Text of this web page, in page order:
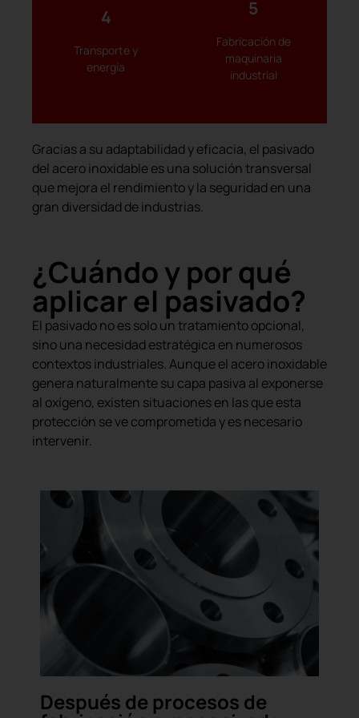
4
Transporte y
energía
ferroviario, naval,
aeronáutico y energético,
el pasivado protege
vibraciones, salinidad, 5
Fabricación de
maquinaria
industrial
En entornos con presencia
de aceites, virutas o
residuos metálicos, como la
mecanización, el pasivado
Gracias a su adaptabilidad y eficacia, el pasivado
del acero inoxidable es una solución transversal
que mejora el rendimiento y la seguridad en una
gran diversidad de industrias.
¿Cuándo y por qué
aplicar el pasivado?
El pasivado no es solo un tratamiento opcional,
sino una necesidad estratégica en numerosos
contextos industriales. Aunque el acero inoxidable
genera naturalmente su capa pasiva al exponerse
al oxígeno, existen situaciones en las que esta
protección se ve comprometida y es necesario
intervenir.
Después de procesos de